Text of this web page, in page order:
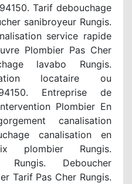
Tarif debouchage
sanibroyeur Rungis.
service rapide
Plombier Pas Cher
lavabo Rungis.
locataire ou
Entreprise de
Plombier En
canalisation
canalisation en
plombier Rungis.
Rungis. Deboucher
Tarif Pas Cher Rungis.